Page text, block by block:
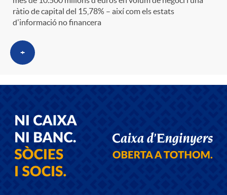
t
r
o
C
a
t
n
g
u
t
s
ràtio de capital del 15,78% – així com els estats
d'informació no financera
+